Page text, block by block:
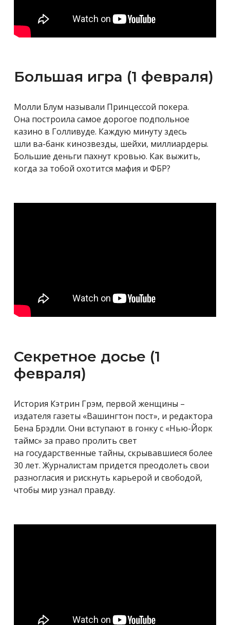
Большая игра (1 февраля)
Молли Блум называли Принцессой покера.
Она построила самое дорогое подпольное
казино в Голливуде. Каждую минуту здесь
шли ва-банк кинозвезды, шейхи, миллиардеры.
Большие деньги пахнут кровью. Как выжить,
когда за тобой охотится мафия и ФБР?
Секретное досье (1
февраля)
История Кэтрин Грэм, первой женщины –
издателя газеты «Вашингтон пост», и редактора
Бена Брэдли. Они вступают в гонку с «Нью-Йорк
таймс» за право пролить свет
на государственные тайны, скрывавшиеся более
30 лет. Журналистам придется преодолеть свои
разногласия и рискнуть карьерой и свободой,
чтобы мир узнал правду.